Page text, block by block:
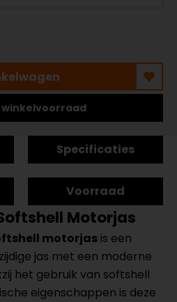
winkelvoorraad
Specificaties
Voorraad
Motorjas
motorjas is een
jas met een moderne
het gebruik van softshell
eigenschappen is deze